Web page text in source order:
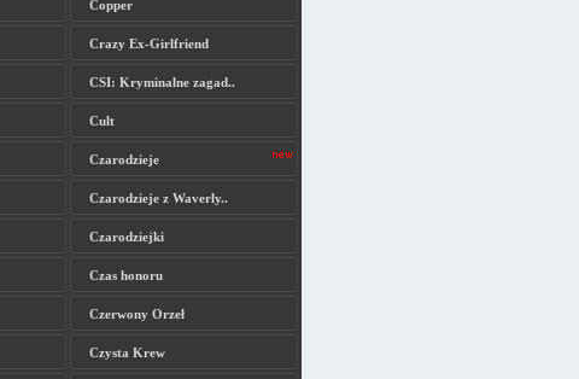
Copper
Crazy Ex-Girlfriend
CSI: Kryminalne zagad..
Cult
Czarodzieje
Czarodzieje z Waverly..
Czarodziejki
Czas honoru
Czerwony Orzeł
Czysta Krew